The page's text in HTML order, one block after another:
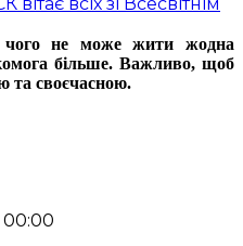
чого не може жити жодна
більше. Важливо, щоб
та своєчасною.
00:00